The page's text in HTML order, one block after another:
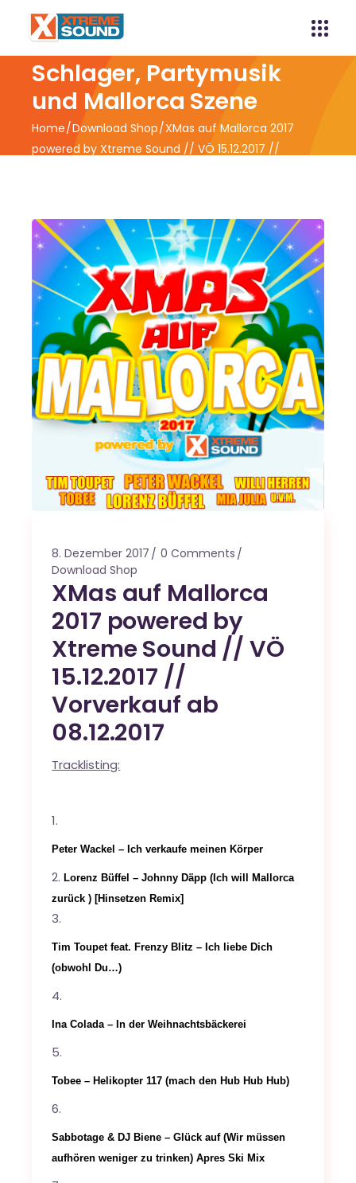
Xtreme Sound -
Schlager, Partymusik
und Mallorca Szene
Home Download Shop XMas auf Mallorca 2017
powered by Xtreme Sound // VÖ 15.12.2017 //
8. Dezember 2017
0 Comments
Download Shop
XMas auf Mallorca
2017 powered by
Xtreme Sound // VÖ
15.12.2017 //
Vorverkauf ab
08.12.2017
Tracklisting:
Peter Wackel – Ich verkaufe meinen Körper
Lorenz Büffel – Johnny Däpp (Ich will Mallorca
zurück ) [Hinsetzen Remix]
Tim Toupet feat. Frenzy Blitz – Ich liebe Dich
(obwohl Du…)
Ina Colada – In der Weihnachtsbäckerei
Tobee – Helikopter 117 (mach den Hub Hub Hub)
Sabbotage & DJ Biene – Glück auf (Wir müssen
aufhören weniger zu trinken) Apres Ski Mix